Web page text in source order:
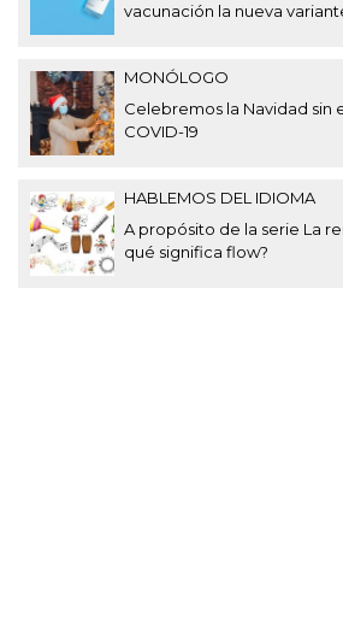
vacunación la nueva
MONÓLOGO
Celebremos la Navidad sin
COVID-19
HABLEMOS DEL IDIOMA
A propósito de la serie La
qué significa flow?